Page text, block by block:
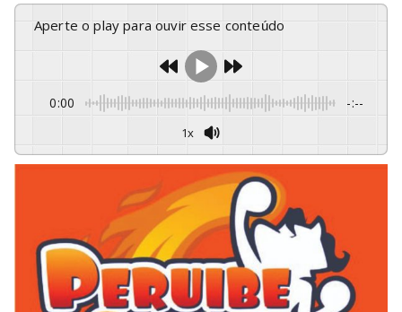
Aperte o play para ouvir esse conteúdo
0:00 -:--
1x